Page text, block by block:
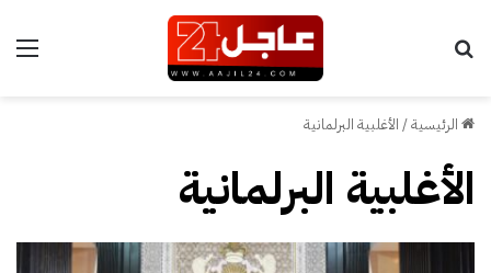
الرئيسية/ الأغلبية البرلمانية
الأغلبية البرلمانية